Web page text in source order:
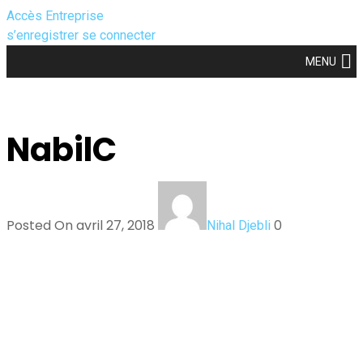
Accès Entreprise
s’enregistrer se connecter
MENU
NabilC
Posted On avril 27, 2018 Nihal Djebli 0